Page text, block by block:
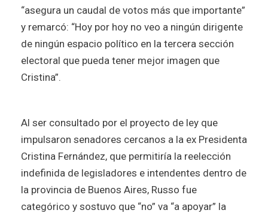
“asegura un caudal de votos más que importante”
y remarcó: “Hoy por hoy no veo a ningún dirigente
de ningún espacio político en la tercera sección
electoral que pueda tener mejor imagen que
Cristina”.
Al ser consultado por el proyecto de ley que
impulsaron senadores cercanos a la ex Presidenta
Cristina Fernández, que permitiría la reelección
indefinida de legisladores e intendentes dentro de
la provincia de Buenos Aires, Russo fue
categórico y sostuvo que “no” va “a apoyar” la